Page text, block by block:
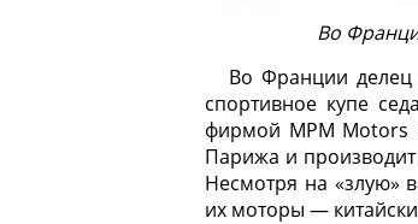
Во
Во Франции
спортивное купе
фирмой MPM Motors
Парижа и
Несмотря на «злую»
их моторы —